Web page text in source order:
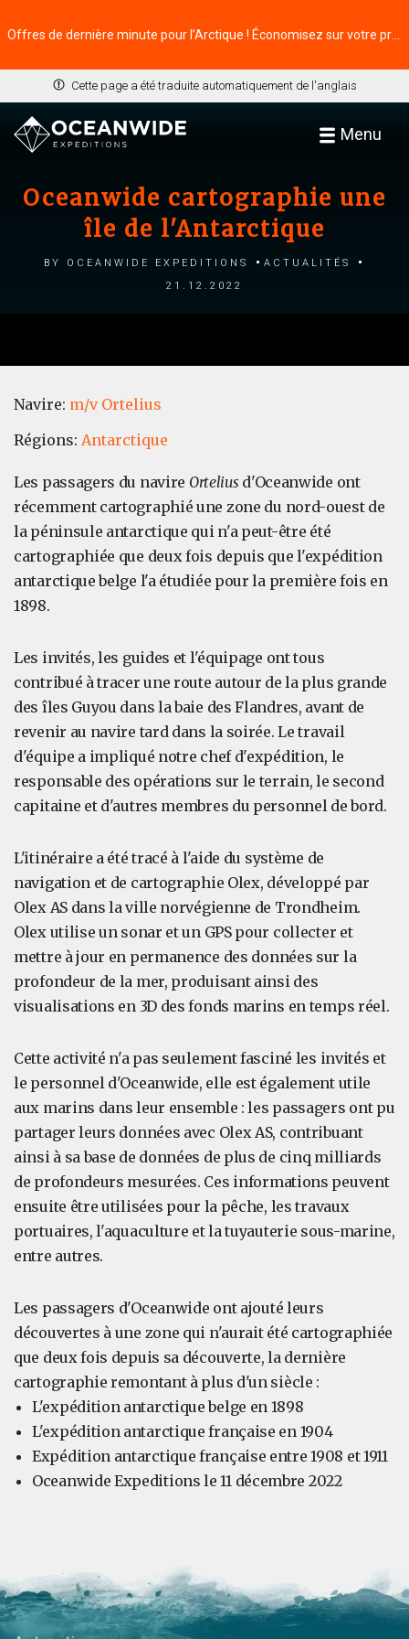
Cette page a été traduite automatiquement de l'anglais
Menu
Oceanwide cartographie une
île de l'Antarctique
by Oceanwide Expeditions
Actualités
21.12.2022
Navire: m/v Ortelius
Régions: Antarctique
Les passagers du navire Ortelius d'Oceanwide ont
récemment cartographié une zone du nord-ouest de
la péninsule antarctique qui n'a peut-être été
cartographiée que deux fois depuis que l'expédition
antarctique belge l'a étudiée pour la première fois en
1898.
Les invités, les guides et l'équipage ont tous
contribué à tracer une route autour de la plus grande
des îles Guyou dans la baie des Flandres, avant de
revenir au navire tard dans la soirée. Le travail
d'équipe a impliqué notre chef d'expédition, le
responsable des opérations sur le terrain, le second
capitaine et d'autres membres du personnel de bord.
L'itinéraire a été tracé à l'aide du système de
navigation et de cartographie Olex, développé par
Olex AS dans la ville norvégienne de Trondheim.
Olex utilise un sonar et un GPS pour collecter et
mettre à jour en permanence des données sur la
profondeur de la mer, produisant ainsi des
visualisations en 3D des fonds marins en temps réel.
Cette activité n'a pas seulement fasciné les invités et
le personnel d'Oceanwide, elle est également utile
aux marins dans leur ensemble : les passagers ont pu
partager leurs données avec Olex AS, contribuant
ainsi à sa base de données de plus de cinq milliards
de profondeurs mesurées. Ces informations peuvent
ensuite être utilisées pour la pêche, les travaux
portuaires, l'aquaculture et la tuyauterie sous-marine,
entre autres.
Les passagers d'Oceanwide ont ajouté leurs
découvertes à une zone qui n'aurait été cartographiée
que deux fois depuis sa découverte, la dernière
cartographie remontant à plus d'un siècle :
L'expédition antarctique belge en 1898
L'expédition antarctique française en 1904
Expédition antarctique française entre 1908 et 1911
Oceanwide Expeditions le 11 décembre 2022